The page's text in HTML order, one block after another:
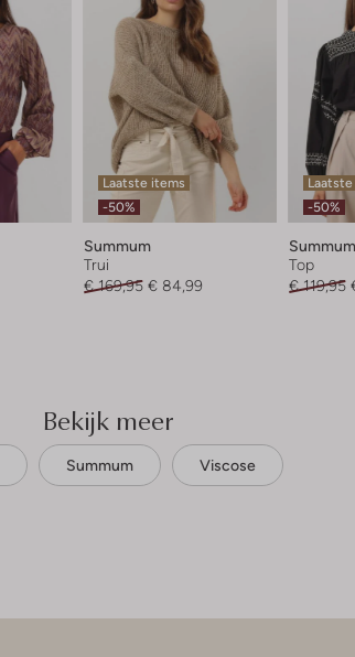
Laatste items
-50%
Summum
Trui
€ 169,95 € 84,99
-50%
Summum
Top
€ 119,95
Bekijk meer
Summum Viscose